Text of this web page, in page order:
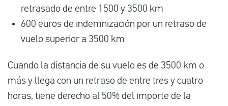
retrasado de entre 1500 y 3500 km
600 euros de indemnización por un retraso de
vuelo superior a 3500 km
Cuando la distancia de su vuelo es de 3500 km o
más y llega con un retraso de entre tres y cuatro
horas, tiene derecho al 50% del importe de la